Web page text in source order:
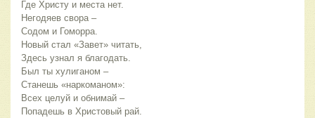
Где Христу и места нет.
Негодяев свора –
Содом и Гоморра.
Новый стал «Завет» читать,
Здесь узнал я благодать.
Был ты хулиганом –
Станешь «наркоманом»:
Всех целуй и обнимай –
Попадешь в Христовый рай.